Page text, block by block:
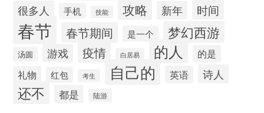
很多人 手机 技能 攻略 新年 时间
春节 春节期间 是一个 梦幻西游
汤圆 游戏 疫情 白居易 的人
的是
礼物
红包 考生 自己的 英语 诗人
还不 都是 陆游